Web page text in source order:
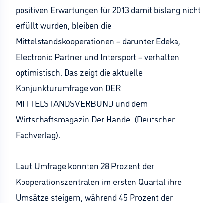
positiven Erwartungen für 2013 damit bislang nicht
erfüllt wurden, bleiben die
Mittelstandskooperationen – darunter Edeka,
Electronic Partner und Intersport – verhalten
optimistisch. Das zeigt die aktuelle
Konjunkturumfrage von DER
MITTELSTANDSVERBUND und dem
Wirtschaftsmagazin Der Handel (Deutscher
Fachverlag).
Laut Umfrage konnten 28 Prozent der
Kooperationszentralen im ersten Quartal ihre
Umsätze steigern, während 45 Prozent der